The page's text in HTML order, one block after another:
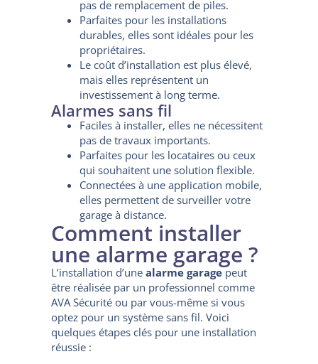
pas de remplacement de piles.
Parfaites pour les installations
durables, elles sont idéales pour les
propriétaires.
Le coût d’installation est plus élevé,
mais elles représentent un
investissement à long terme.
Alarmes sans fil
Faciles à installer, elles ne nécessitent
pas de travaux importants.
Parfaites pour les locataires ou ceux
qui souhaitent une solution flexible.
Connectées à une application mobile,
elles permettent de surveiller votre
garage à distance.
Comment installer
une alarme garage ?
L’installation d’unealarme garage peut
être réalisée par un professionnel comme
AVA Sécurité ou par vous-même si vous
optez pour un système sans fil. Voici
quelques étapes clés pour une installation
réussie :